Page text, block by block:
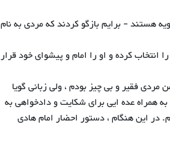
هستند - برایم بازگو کردند که مردی به نام
انتخاب کرده و او را امام و پیشوای خود قرار
فقیر و بی چیز بودم ، ولی زبانی گویا
همراه عده ایی برای شکایت و دادخواهی به
در این هنگام ، دستور احضار امام هادی